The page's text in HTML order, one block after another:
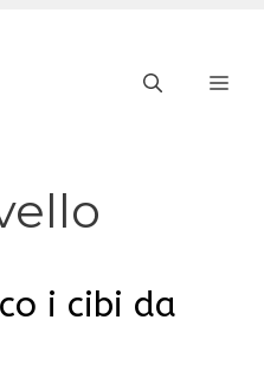
i cibi da